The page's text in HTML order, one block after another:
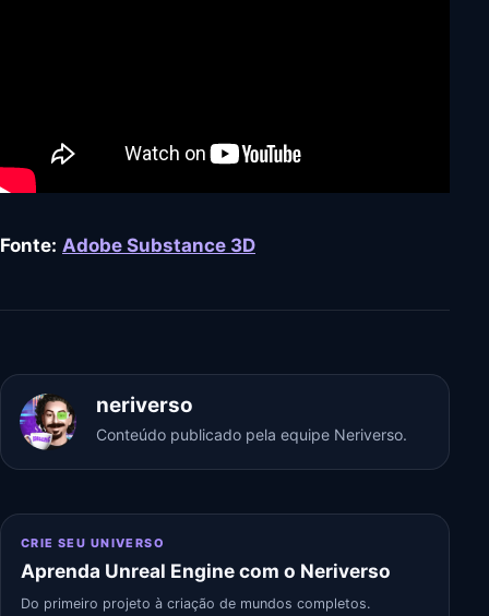
Fonte: Adobe Substance 3D
neriverso
Conteúdo publicado pela equipe Neriverso.
CRIE SEU UNIVERSO
Aprenda Unreal Engine com o Neriverso
Do primeiro projeto à criação de mundos completos.